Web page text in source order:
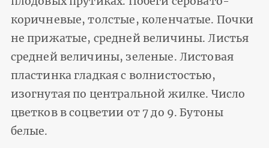
коричневые, толстые, коленчатые. Почки
не прижатые, средней величины. Листья
средней величины, зеленые. Листовая
пластинка гладкая с волнистостью,
изогнутая по центральной жилке. Число
цветков в соцветии от 7 до 9. Бутоны
белые.